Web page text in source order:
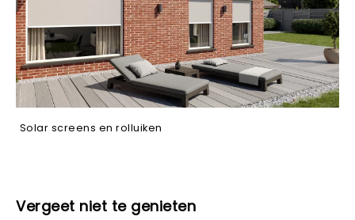
Solar screens en rolluiken
Vergeet niet te genieten